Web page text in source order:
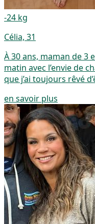
-24 kg
Célia, 31
À 30 ans, maman de 3
matin avec l’envie de
que j’ai toujours rêvé
en savoir plus